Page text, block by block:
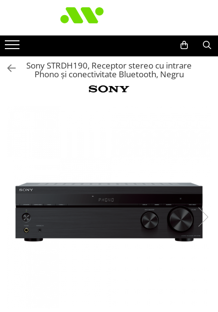
Sony STRDH190, Receptor stereo cu intrare
Phono și conectivitate Bluetooth, Negru